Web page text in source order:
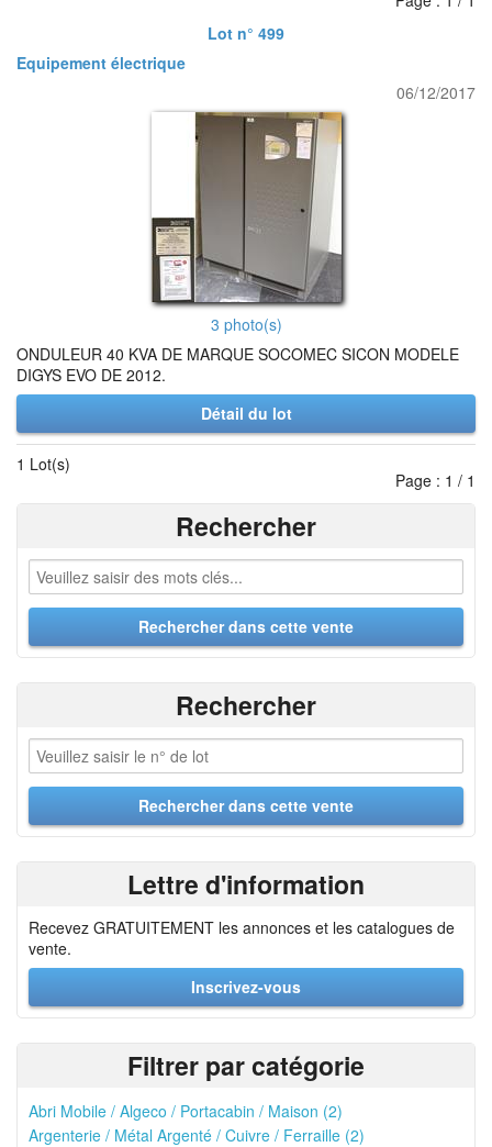
Lot n° 499
Equipement électrique
06/12/2017
3 photo(s)
ONDULEUR 40 KVA DE MARQUE SOCOMEC SICON MODELE
DIGYS EVO DE 2012.
Détail du lot
1 Lot(s)
Page : 1 / 1
Rechercher
Rechercher
Lettre d'information
Recevez GRATUITEMENT les annonces et les catalogues de
vente.
Inscrivez-vous
Filtrer par catégorie
Abri Mobile / Algeco / Portacabin / Maison (2)
Argenterie / Métal Argenté / Cuivre / Ferraille (2)